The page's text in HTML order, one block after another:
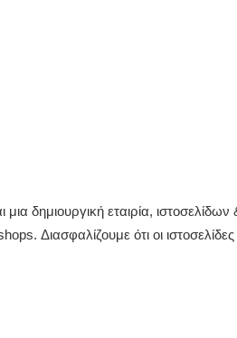
μια δημιουργική εταιρία,
Διασφαλίζουμε ότι οι